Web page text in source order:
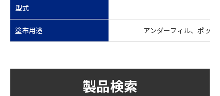
型式
塗布用途 アンダーフィル、ポッ
製品検索